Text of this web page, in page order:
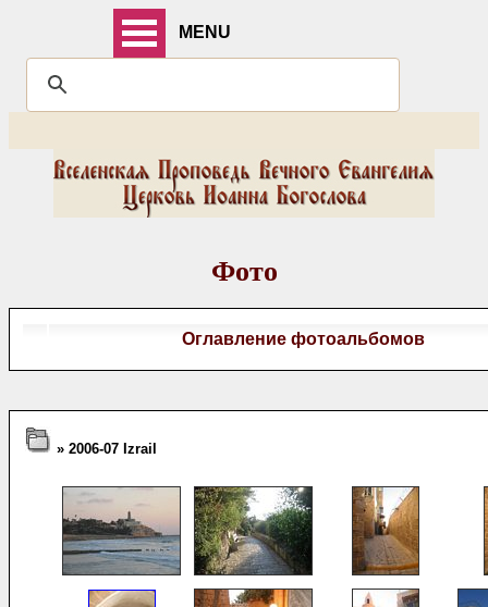
MENU
Фото
Оглавление фотоальбомов
» 2006-07 Izrail